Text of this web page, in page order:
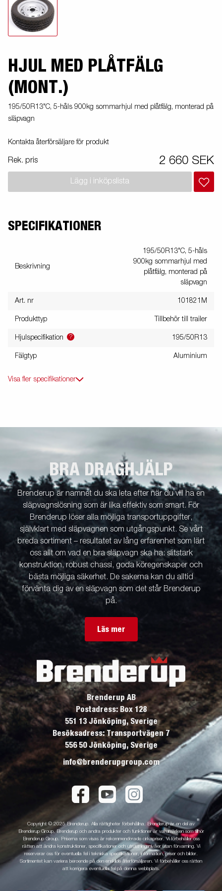
HJUL MED PLÅTFÄLG
(MONT.)
195/50R13"C, 5-håls 900kg sommarhjul med plåtfälg, monterad på
släpvagn
Kontakta återförsäljare för produkt
Rek. pris 2 660 SEK
Lägg i inköpslista
SPECIFIKATIONER
Beskrivning
195/50R13"C, 5-håls
900kg sommarhjul med
plåtfälg, monterad på
släpvagn
Art. nr 101821M
Produkttyp Tillbehör till trailer
Hjulspecifikation ? 195/50R13
Fälgtyp Aluminium
Visa fler specifikationer
BRA DRAGHJÄLP
Brenderup är namnet du ska leta efter när du vill ha en
släpvagnslösning som är lika effektiv som smart. För
Brenderup löser alla möjliga transportuppgifter,
självklart med släpvagnen som utgångspunkt. Se vårt
breda sortiment – resultatet av lång erfarenhet som lärt
oss allt om vad en bra släpvagn ska ha: slitstark
konstruktion, robust chassi, goda köregenskaper och
bästa möjliga säkerhet. De sakerna kan du alltid
förvänta dig av en släpvagn som det står Brenderup
på.
Läs mer
Brenderup AB
Postadress: Box 128
551 13 Jönköping, Sverige
Besöksadress: Transportvägen 7
556 50 Jönköping, Sverige
info@brenderupgroup.com
Copyright © 2025 Brenderup. Alla rättigheter förbehållna. Brenderup är en del av
Brenderup Group. Brenderup och andra produkter och funktioner är varumärken som tillhör
Brenderup Group. Priserna som visas är rekommenderade cirkapriser. Vi förbehåller oss
rätten att ändra konstruktioner, specifikationer och utrustningsnivåer utan förvarning. Vi
reserverar oss för eventuella fel i tekniska specifikationer, information, priser och bilder.
Sortimentet kan variera beroende på den enskilde återförsäljaren. Vi förbehåller oss rätten
att korrigera eventuella fel på denna webbplats.